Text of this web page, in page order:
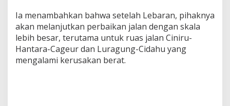
Ia menambahkan bahwa setelah Lebaran, pihaknya
akan melanjutkan perbaikan jalan dengan skala
lebih besar, terutama untuk ruas jalan Ciniru-
Hantara-Cageur dan Luragung-Cidahu yang
mengalami kerusakan berat.